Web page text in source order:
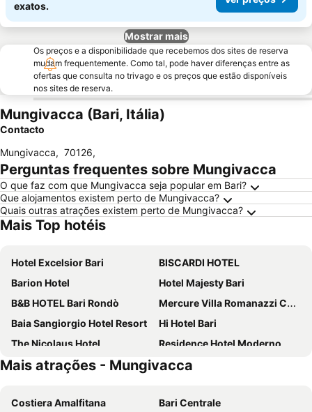
exatos.
Mostrar mais
Os preços e a disponibilidade que recebemos dos sites de reserva
mudam frequentemente. Como tal, pode haver diferenças entre as
ofertas que consulta no trivago e os preços que estão disponíveis
nos sites de reserva.
Mungivacca (Bari, Itália)
Contacto
Mungivacca, 70126,
Perguntas frequentes sobre Mungivacca
O que faz com que Mungivacca seja popular em Bari?
Que alojamentos existem perto de Mungivacca?
Quais outras atrações existem perto de Mungivacca?
Mais Top hotéis
Hotel Excelsior Bari
BISCARDI HOTEL
Barion Hotel
Hotel Majesty Bari
B&B HOTEL Bari Rondò
Mercure Villa Romanazzi Carducci Bari
Baia Sangiorgio Hotel Resort
Hi Hotel Bari
The Nicolaus Hotel
Residence Hotel Moderno
Hotel HR
Grand Hotel Leon D'Oro
Hotel Boston
Hotel Auditorium
Mais atrações - Mungivacca
Costiera Amalfitana
Bari Centrale